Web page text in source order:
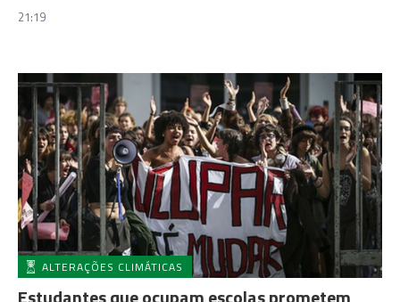
21:19
ALTERAÇÕES CLIMÁTICAS